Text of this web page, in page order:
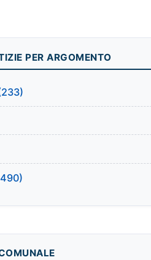
PER ARGOMENTO